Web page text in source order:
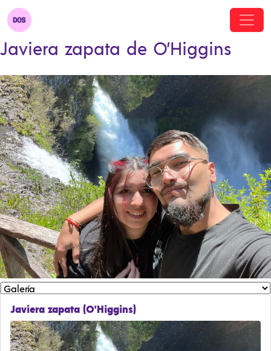
Javiera zapata de O’Higgins
Javiera zapata (O’Higgins)